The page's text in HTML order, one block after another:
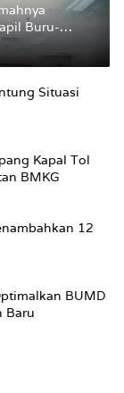
Buru-
Status
Situasi
Kapal Tol
BMKG
12
BUMD
Baru